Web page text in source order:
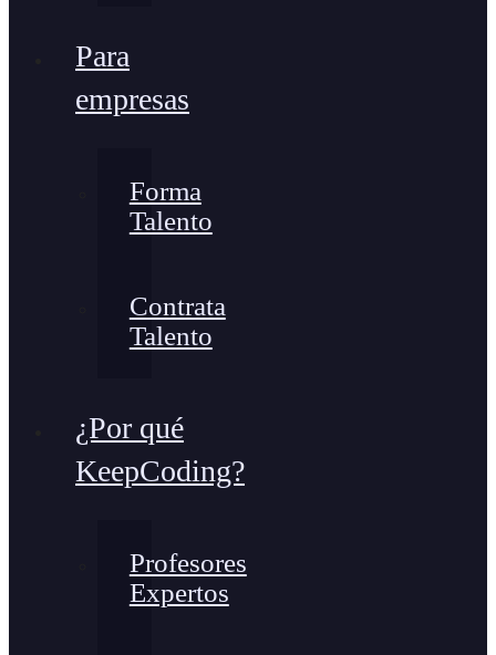
Para
empresas
Forma
Talento
Contrata
Talento
¿Por qué
KeepCoding?
Profesores
Expertos